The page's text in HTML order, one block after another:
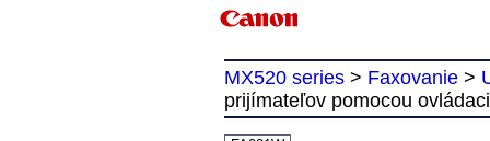
MX520 series > Faxovanie >
prijímateľov pomocou